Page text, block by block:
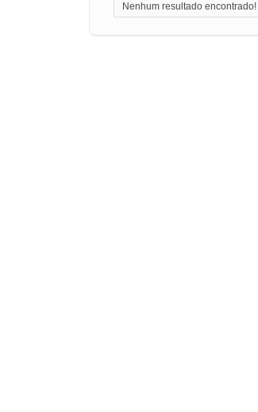
Nenhum resultado encontrado!